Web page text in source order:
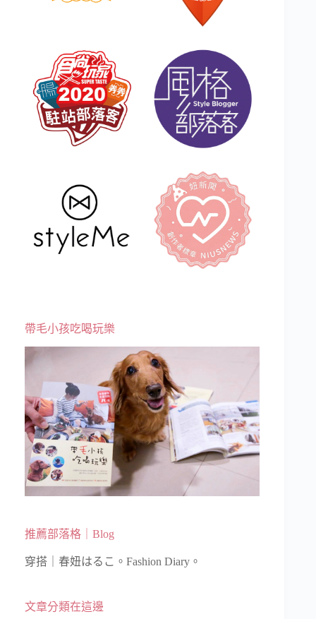
帶毛小孩吃喝玩樂
推薦部落格｜Blog
穿搭｜春妞はるこ。Fashion Diary。
文章分類在這邊